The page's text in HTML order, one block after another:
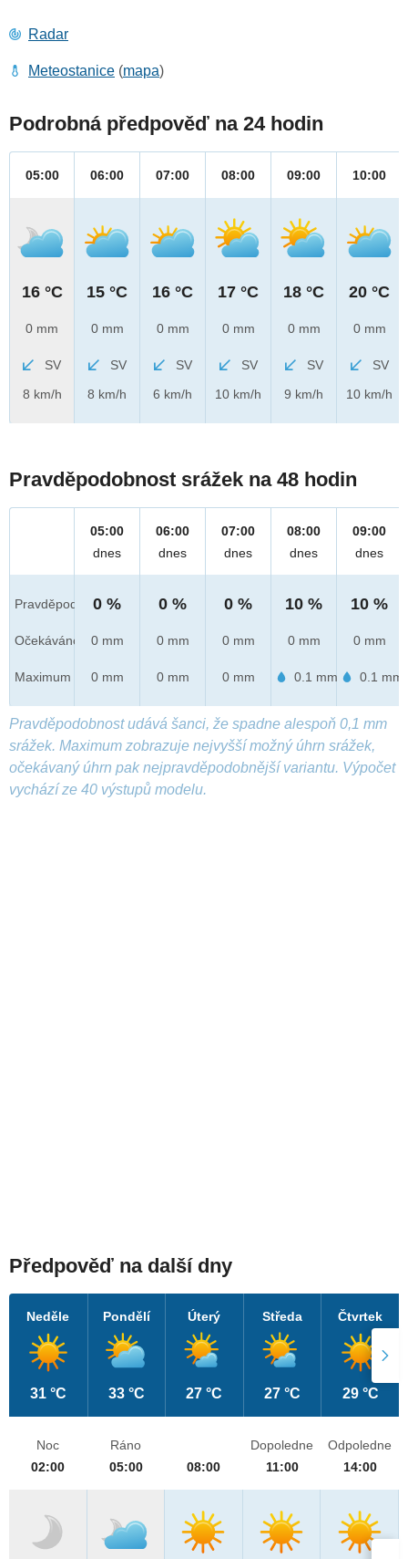
Radar
Meteostanice (mapa)
Podrobná předpověď na 24 hodin
05:00
16 °C
0 mm
SV
8 km/h
06:00
15 °C
0 mm
SV
8 km/h
07:00
16 °C
0 mm
SV
6 km/h
08:00
17 °C
0 mm
SV
10 km/h
09:00
18 °C
0 mm
SV
9 km/h
10:00
20 °C
0 mm
SV
10 km/h
Pravděpodobnost srážek na 48 hodin
Pravděpod.
Očekáváno
Maximum
05:00
dnes
0 %
0 mm
0 mm
06:00
dnes
0 %
0 mm
0 mm
07:00
dnes
0 %
0 mm
0 mm
08:00
dnes
10 %
0 mm
0.1 mm
09:00
dnes
10 %
0 mm
0.1 mm
Pravděpodobnost udává šanci, že spadne alespoň 0,1 mm
srážek. Maximum zobrazuje nejvyšší možný úhrn srážek,
očekávaný úhrn pak nejpravděpodobnější variantu. Výpočet
vychází ze 40 výstupů modelu.
Předpověď na další dny
Neděle
31 °C
Pondělí
33 °C
Úterý
27 °C
Středa
27 °C
Čtvrtek
29 °C
Noc
02:00
Ráno
05:00
08:00
Dopoledne
11:00
Odpoledne
14:00